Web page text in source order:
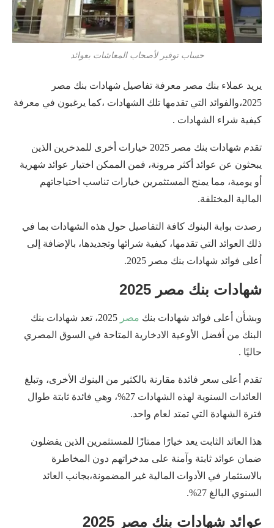
حساب توفير لأصحاب المعاشات بعوائد
يريد عملاء بنك مصر معرفة تفاصيل شهادات بنك مصر
2025،والفوائد التي تقدمها تلك الشهادات ،كما يرغبون في معرفة
كيفية شراء الشهادات .
تقدم شهادات بنك مصر 2025 خيارات أخرى للمدخرين الذين
يبحثون عن عوائد أكثر مرونة، فمن الممكن اختيار عوائد شهرية
أو يومية، مما يمنح المستثمرين خيارات تناسب احتياجاتهم
المالية المختلفة.
رصدت بوابة البنوك كافة التفاصيل حول هذه الشهادات بما في
ذلك العوائد التي تقدمها، كيفية شرائها وتجديدها، بالإضافة إلى
أعلى فوائد شهادات بنك مصر 2025.
شهادات بنك مصر 2025
وبشأن أعلى فوائد شهادات بنك مصر
2025، تعد شهادات بنك
البنك من أفضل الأوعية الادخارية المتاحة في السوق المصري
حاليًا .
تقدم أعلى سعر فائدة مقارنة بالكثير من البنوك الأخرى، وتبلغ
العائدات السنوية لهذه الشهادات 27%، وهي فائدة ثابتة طوال
فترة الشهادة التي تمتد لعام واحد.
هذا العائد الثابت يعد خيارًا ممتازًا للمستثمرين الذين يفضلون
ضمان عوائد ثابتة وآمنة على مدخراتهم دون المخاطرة
بالاستثمار في الأدوات المالية غير المضمونة،بجانب العائد
السنوي البالغ 27%.
عوائد شهادات بنك مصر 2025